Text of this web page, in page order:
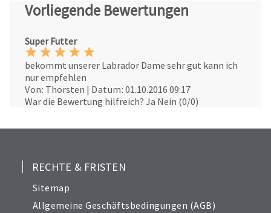
Vorliegende Bewertungen
Super Futter
bekommt unserer Labrador Dame sehr gut kann ich
nur empfehlen
Von: Thorsten | Datum: 01.10.2016 09:17
War die Bewertung hilfreich? Ja Nein (0/0)
RECHTE & FRISTEN
Sitemap
Allgemeine Geschäftsbedingungen (AGB)